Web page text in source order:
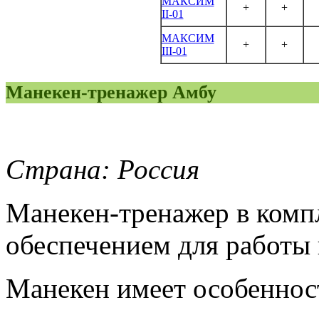
II-01
+ +
МАКСИМ
III-01
+ +
Манекен-тренажер Амбу
Страна: Россия
Манекен-тренажер в
обеспечением для
Манекен имеет